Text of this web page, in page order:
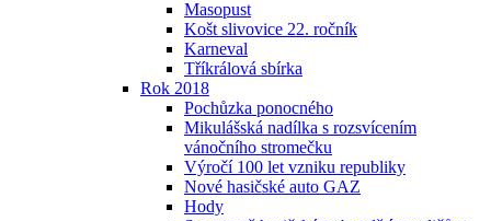
Masopust
Košt slivovice 22. ročník
Karneval
Tříkrálová sbírka
Rok 2018
Pochůzka ponocného
Mikulášská nadílka s rozsvícením
vánočního stromečku
Výročí 100 let vzniku republiky
Nové hasičské auto GAZ
Hody